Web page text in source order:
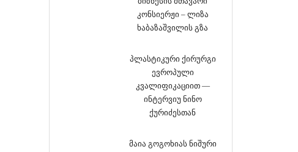
კონსიერჟი – ლიზა
ხაბაზაშვილის გზა
პლასტიკური ქირურგი
ევროპული
კვალიფიკაციით —
ინტერვიუ ნინო
ქურიძესთან
მაია გოგოხიას ნიშური